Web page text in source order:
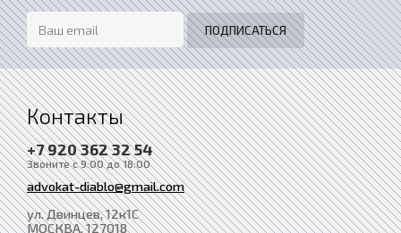
Контакты
+7 920 362 32 54
Звоните с 9:00 до 18:00
advokat-diablo@gmail.com
ул. Двинцев, 12к1С
МОСКВА, 127018